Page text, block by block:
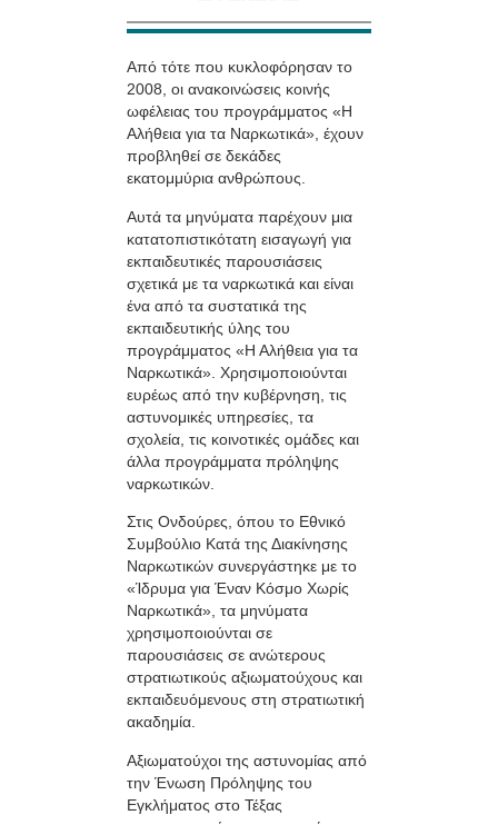
Από τότε που κυκλοφόρησαν το
2008, οι ανακοινώσεις κοινής
ωφέλειας του προγράμματος «Η
Αλήθεια για τα Ναρκωτικά», έχουν
προβληθεί σε δεκάδες
εκατομμύρια ανθρώπους.
Αυτά τα μηνύματα παρέχουν μια
κατατοπιστικότατη εισαγωγή για
εκπαιδευτικές παρουσιάσεις
σχετικά με τα ναρκωτικά και είναι
ένα από τα συστατικά της
εκπαιδευτικής ύλης του
προγράμματος «Η Αλήθεια για τα
Ναρκωτικά». Χρησιμοποιούνται
ευρέως από την κυβέρνηση, τις
αστυνομικές υπηρεσίες, τα
σχολεία, τις κοινοτικές ομάδες και
άλλα προγράμματα πρόληψης
ναρκωτικών.
Στις Ονδούρες, όπου το Εθνικό
Συμβούλιο Κατά της Διακίνησης
Ναρκωτικών συνεργάστηκε με το
«Ίδρυμα για Έναν Κόσμο Χωρίς
Ναρκωτικά», τα μηνύματα
χρησιμοποιούνται σε
παρουσιάσεις σε ανώτερους
στρατιωτικούς αξιωματούχους και
εκπαιδευόμενους στη στρατιωτική
ακαδημία.
Αξιωματούχοι της αστυνομίας από
την Ένωση Πρόληψης του
Εγκλήματος στο Τέξας